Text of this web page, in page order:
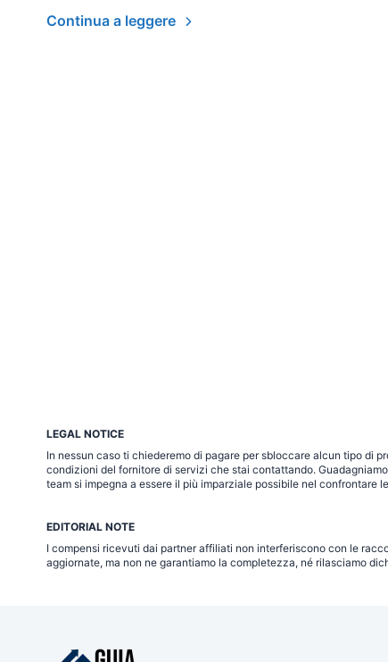
Continua a leggere
LEGAL NOTICE
In nessun caso ti chiederemo di pagare per sbloccare alcun tipo di
condizioni del fornitore di servizi che stai contattando.
team si impegna a essere il più imparziale possibile nel confrontare
EDITORIAL NOTE
I compensi ricevuti dai partner affiliati non interferiscono con le
aggiornate, ma non ne garantiamo la completezza, né rilasciamo